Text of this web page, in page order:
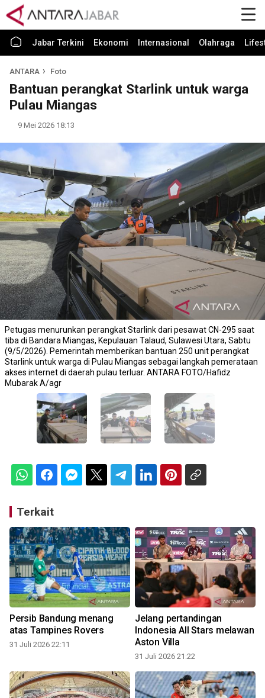
Jabar Terkini Ekonomi Internasional Olahraga
ANTARA Foto
Bantuan perangkat Starlink untuk warga
Pulau Miangas
9 Mei 2026 18:13
Petugas menurunkan perangkat Starlink dari pesawat CN-295 saat
tiba di Bandara Miangas, Kepulauan Talaud, Sulawesi Utara, Sabtu
(9/5/2026). Pemerintah memberikan bantuan 250 unit perangkat
Starlink untuk warga di Pulau Miangas sebagai langkah pemerataan
akses internet di daerah pulau terluar. ANTARA FOTO/Hafidz
Mubarak A/agr
Terkait
Persib Bandung menang
atas Tampines Rovers
31 Juli 2026 22:11
Jelang pertandingan
Indonesia All Stars melawan
Aston Villa
31 Juli 2026 21:22